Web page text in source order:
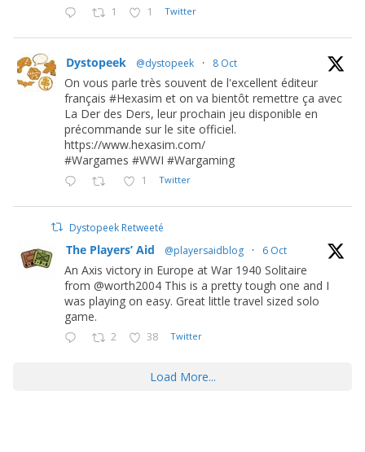
1 1 Twitter
Dystopeek @dystopeek · 8 Oct
On vous parle très souvent de l'excellent éditeur
français #Hexasim et on va bientôt remettre ça avec
La Der des Ders, leur prochain jeu disponible en
précommande sur le site officiel.
https://www.hexasim.com/
#Wargames #WWI #Wargaming
1 Twitter
Dystopeek Retweeté
The Players’ Aid @playersaidblog · 6 Oct
An Axis victory in Europe at War 1940 Solitaire
from @worth2004 This is a pretty tough one and I
was playing on easy. Great little travel sized solo
game.
2 38 Twitter
Load More...